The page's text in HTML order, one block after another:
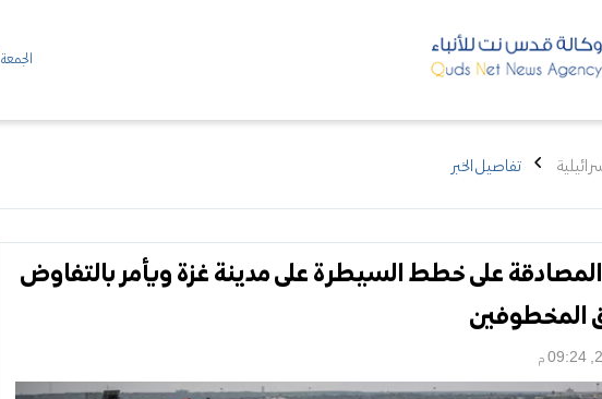
الجمعة 07 أغسطس/ 2026
تفاصيل الخبر
على خطط السيطرة على مدينة غزة ويأمر بالتفاوض
المخطوفين